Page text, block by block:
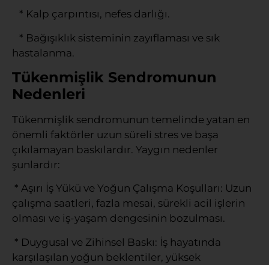
* Kalp çarpıntısı, nefes darlığı.
* Bağışıklık sisteminin zayıflaması ve sık
hastalanma.
Tükenmişlik Sendromunun
Nedenleri
Tükenmişlik sendromunun temelinde yatan en
önemli faktörler uzun süreli stres ve başa
çıkılamayan baskılardır. Yaygın nedenler
şunlardır:
* Aşırı İş Yükü ve Yoğun Çalışma Koşulları: Uzun
çalışma saatleri, fazla mesai, sürekli acil işlerin
olması ve iş-yaşam dengesinin bozulması.
* Duygusal ve Zihinsel Baskı: İş hayatında
karşılaşılan yoğun beklentiler, yüksek